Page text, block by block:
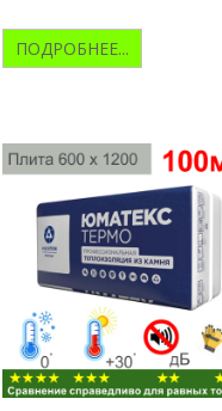
ПОДРОБНЕЕ...